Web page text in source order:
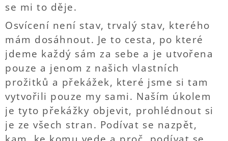
se mi to děje.
Osvícení není stav, trvalý stav, kterého
mám dosáhnout. Je to cesta, po které
jdeme každý sám za sebe a je utvořena
pouze a jenom z našich vlastních
prožitků a překážek, které jsme si tam
vytvořili pouze my sami. Naším úkolem
je tyto překážky objevit, prohlédnout si
je ze všech stran. Podívat se nazpět,